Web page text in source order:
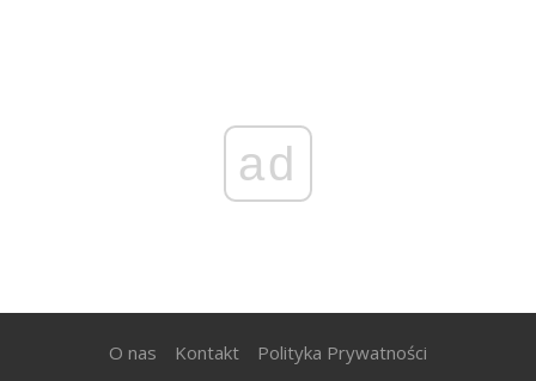
ad
O nas Kontakt Polityka Prywatności